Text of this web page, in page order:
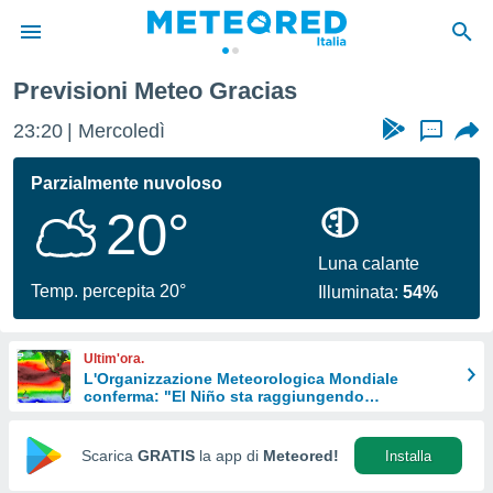
di
per
le
di
Web
Previsioni Meteo Gracias
23:20 Mercoledì ...
Parzialmente nuvoloso
20°
Temp. percepita 20°
Luna calante
Illuminata:54%
Ultim'ora.
L'Organizzazione Meteorologica Mondiale
conferma: "El Niño sta raggiungendo
Scarica GRATIS la app di Meteored! Installa